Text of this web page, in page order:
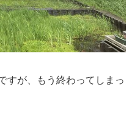
すが、もう終わってしまっ